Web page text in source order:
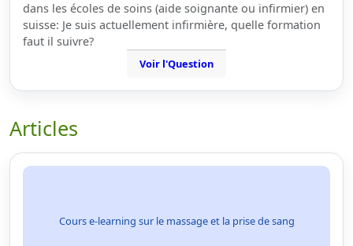
dans les écoles de soins (aide soignante ou infirmier) en
suisse: Je suis actuellement infirmière, quelle formation
faut il suivre?
Voir l'Question
Articles
Cours e-learning sur le massage et la prise de sang